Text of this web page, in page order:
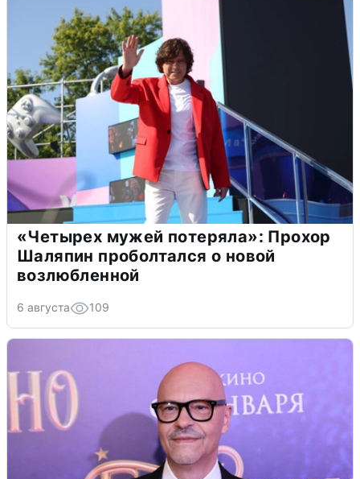
«Четырех мужей потеряла»: Прохор
Шаляпин проболтался о новой
возлюбленной
6 августа 109